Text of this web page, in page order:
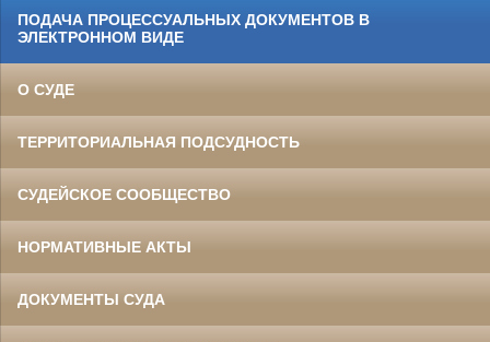
ПОДАЧА ПРОЦЕССУАЛЬНЫХ ДОКУМЕНТОВ В
ЭЛЕКТРОННОМ ВИДЕ
О СУДЕ
ТЕРРИТОРИАЛЬНАЯ ПОДСУДНОСТЬ
СУДЕЙСКОЕ СООБЩЕСТВО
НОРМАТИВНЫЕ АКТЫ
ДОКУМЕНТЫ СУДА